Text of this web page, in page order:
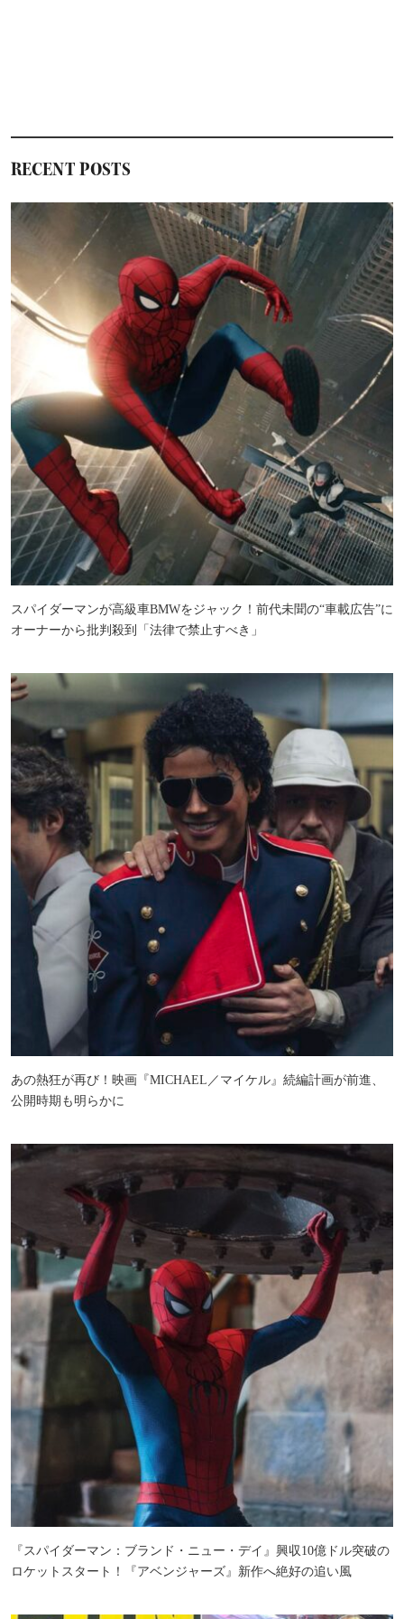
RECENT POSTS
スパイダーマンが高級車BMWをジャック！前代未聞の“車載広告”に
オーナーから批判殺到「法律で禁止すべき」
あの熱狂が再び！映画『MICHAEL／マイケル』続編計画が前進、
公開時期も明らかに
『スパイダーマン：ブランド・ニュー・デイ』興収10億ドル突破の
ロケットスタート！『アベンジャーズ』新作へ絶好の追い風